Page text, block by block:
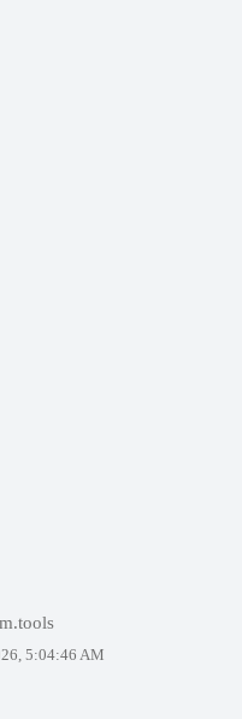
5:04:46 AM